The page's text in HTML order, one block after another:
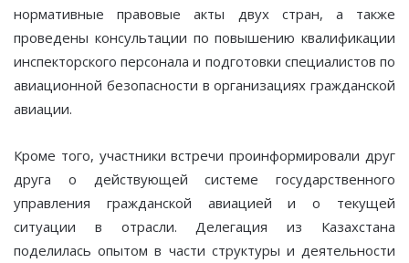
нормативные правовые акты двух стран, а также
проведены консультации по повышению квалификации
инспекторского персонала и подготовки специалистов по
авиационной безопасности в организациях гражданской
авиации.
Кроме того, участники встречи проинформировали друг
друга о действующей системе государственного
управления гражданской авиацией и о текущей
ситуации в отрасли. Делегация из Казахстана
поделилась опытом в части структуры и деятельности